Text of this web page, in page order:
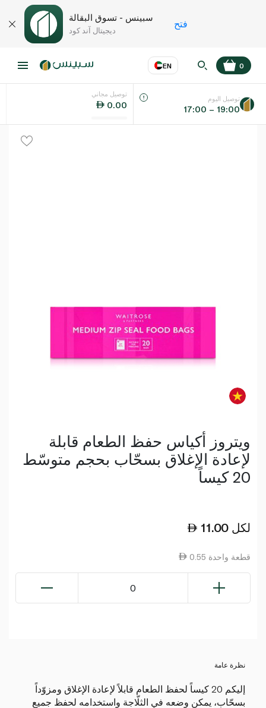
سبينس - تسوق البقالة
ديجيتال آند كود
فتح
EN
اللغة عر
0
توصيل مجاني
0.00
توصيل اليوم
17:00 – 19:00
ويتروز أكياس حفظ الطعام قابلة
لإعادة الإغلاق بسحّاب بحجم متوسّط
20 كيساً
11.00 لكل
0.55 قطعة واحدة
0
نظرة عامة
إليكم 20 كيساً لحفظ الطعام قابلاً لإعادة الإغلاق ومزوّداً
بسحّاب، يمكن وضعه في الثلّاجة واستخدامه لحفظ جميع